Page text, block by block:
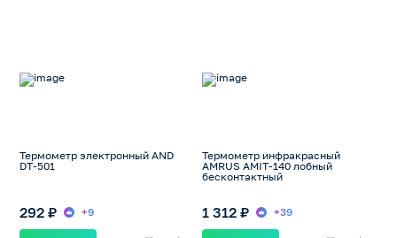
Термометр электронный AND
DT-501
292 ₽ +9
Термометр инфракрасный
AMRUS AMIT-140 лобный
бесконтактный
1 312 ₽ +39